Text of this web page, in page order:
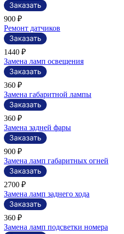
900 ₽
Ремонт датчиков
1440 ₽
Замена ламп освещения
360 ₽
Замена габаритной лампы
360 ₽
Замена задней фары
900 ₽
Замена ламп габаритных огней
2700 ₽
Замена ламп заднего хода
360 ₽
Замена ламп подсветки номера